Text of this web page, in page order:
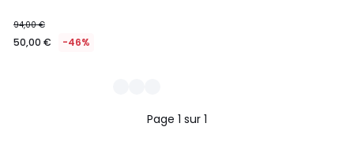
94,00 €
50,00 € -46%
Page 1 sur 1